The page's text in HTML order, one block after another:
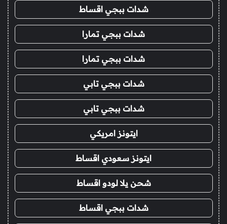
شدات ببجي اقساط
شدات ببجي تمارا
شدات ببجي تمارا
شدات ببجي تابي
شدات ببجي تابي
ايتونز امريكي
ايتونز سعودي اقساط
شحن يلا لودو اقساط
شدات ببجي اقساط